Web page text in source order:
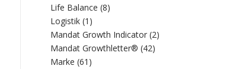
Life Balance (8)
Logistik (1)
Mandat Growth Indicator (2)
Mandat Growthletter® (42)
Marke (61)